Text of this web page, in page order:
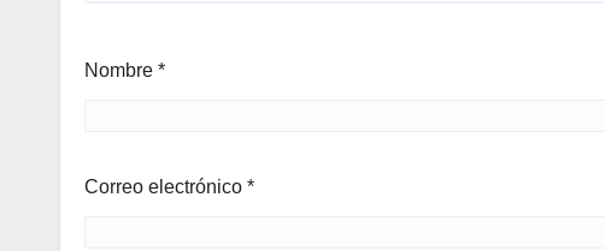
Nombre *
Correo electrónico *